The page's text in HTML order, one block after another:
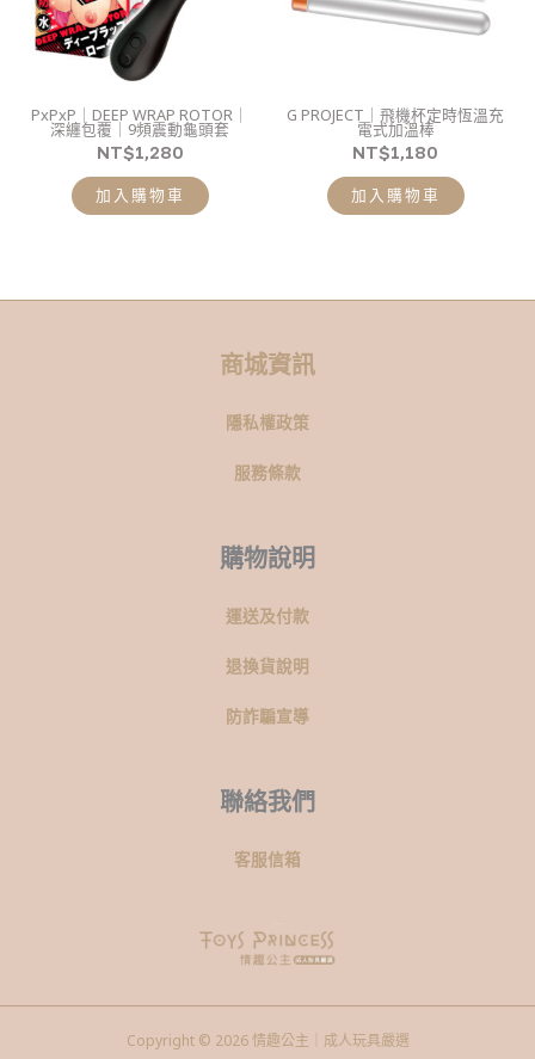
PxPxP｜DEEP WRAP ROTOR｜
深纏包覆｜9頻震動龜頭套
NT$1,280
加入購物車
G PROJECT｜飛機杯定時恆溫充
電式加溫棒
NT$1,180
加入購物車
商城資訊
隱私權政策
服務條款
購物說明
運送及付款
退換貨說明
防詐騙宣導
聯絡我們
客服信箱
Copyright © 2026 情趣公主｜成人玩具嚴選